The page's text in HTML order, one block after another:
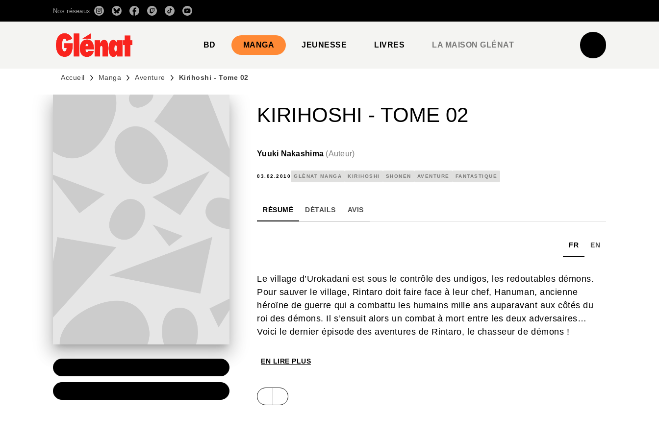
RECHERCHE CONTENU
Nos réseaux
BD MANGA JEUNESSE LIVRES LA MAISON GLÉNAT
Accueil Manga Aventure Kirihoshi - Tome 02
KIRIHOSHI - TOME 02
Yuuki Nakashima (Auteur)
03.02.2010 GLÉNAT MANGA KIRIHOSHI SHONEN AVENTURE FANTASTIQUE
RÉSUMÉ DÉTAILS AVIS
FR EN
Le village d’Urokadani est sous le contrôle des undigos, les redoutables démons.
Pour sauver le village, Rintaro doit faire face à leur chef, Hanuman, ancienne
héroïne de guerre qui a combattu les humains mille ans auparavant aux côtés du
roi des démons. Il s’ensuit alors un combat à mort entre les deux adversaires…
Voici le dernier épisode des aventures de Rintaro, le chasseur de démons !
EN LIRE PLUS